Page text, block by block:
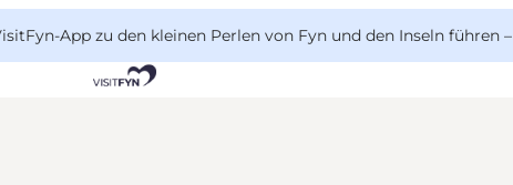
App zu den kleinen Perlen von Fyn und den Inseln führen –